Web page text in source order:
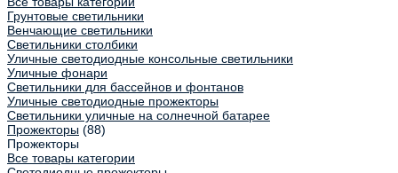
Грунтовые светильники
Венчающие светильники
Светильники столбики
Уличные светодиодные консольные светильники
Уличные фонари
Светильники для бассейнов и фонтанов
Уличные светодиодные прожекторы
Светильники уличные на солнечной батарее
Прожекторы (88)
Прожекторы
Все товары категории